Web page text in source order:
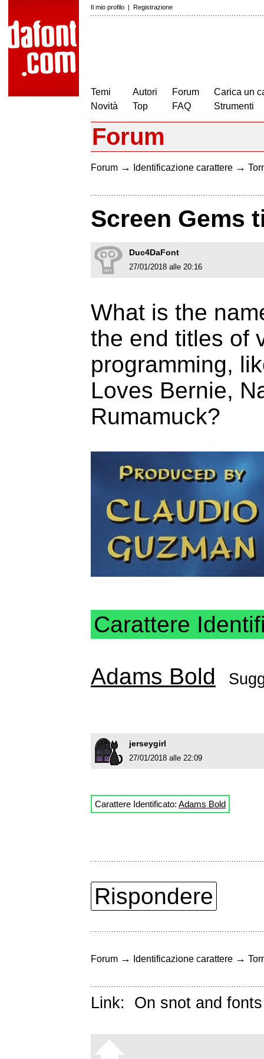
Il mio profilo | Registrazione
Temi
Novità
Autori
Top
Forum
FAQ
Carica un
Strumenti
Forum
Forum → Identificazione carattere →
Screen Gems
Duc4DaFont
27/01/2018 alle 20:16
What is the
the end titles of
programming,
Loves Bernie,
Rumamuck?
Carattere
Adams Bold
jerseygirl
27/01/2018 alle 22:09
Carattere Identificato: Adams Bold
Rispondere
Forum → Identificazione carattere →
Link: On snot and fonts